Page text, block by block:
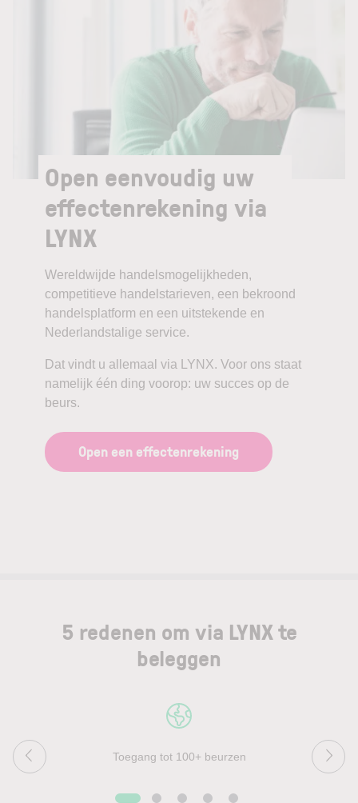
Open eenvoudig uw
effectenrekening via
LYNX
Wereldwijde handelsmogelijkheden,
competitieve handelstarieven, een bekroond
handelsplatform en een uitstekende en
Nederlandstalige service.
Dat vindt u allemaal via LYNX. Voor ons staat
namelijk één ding voorop: uw succes op de
beurs.
Open een effectenrekening
5 redenen om via LYNX te
beleggen
Toegang tot 100+ beurzen